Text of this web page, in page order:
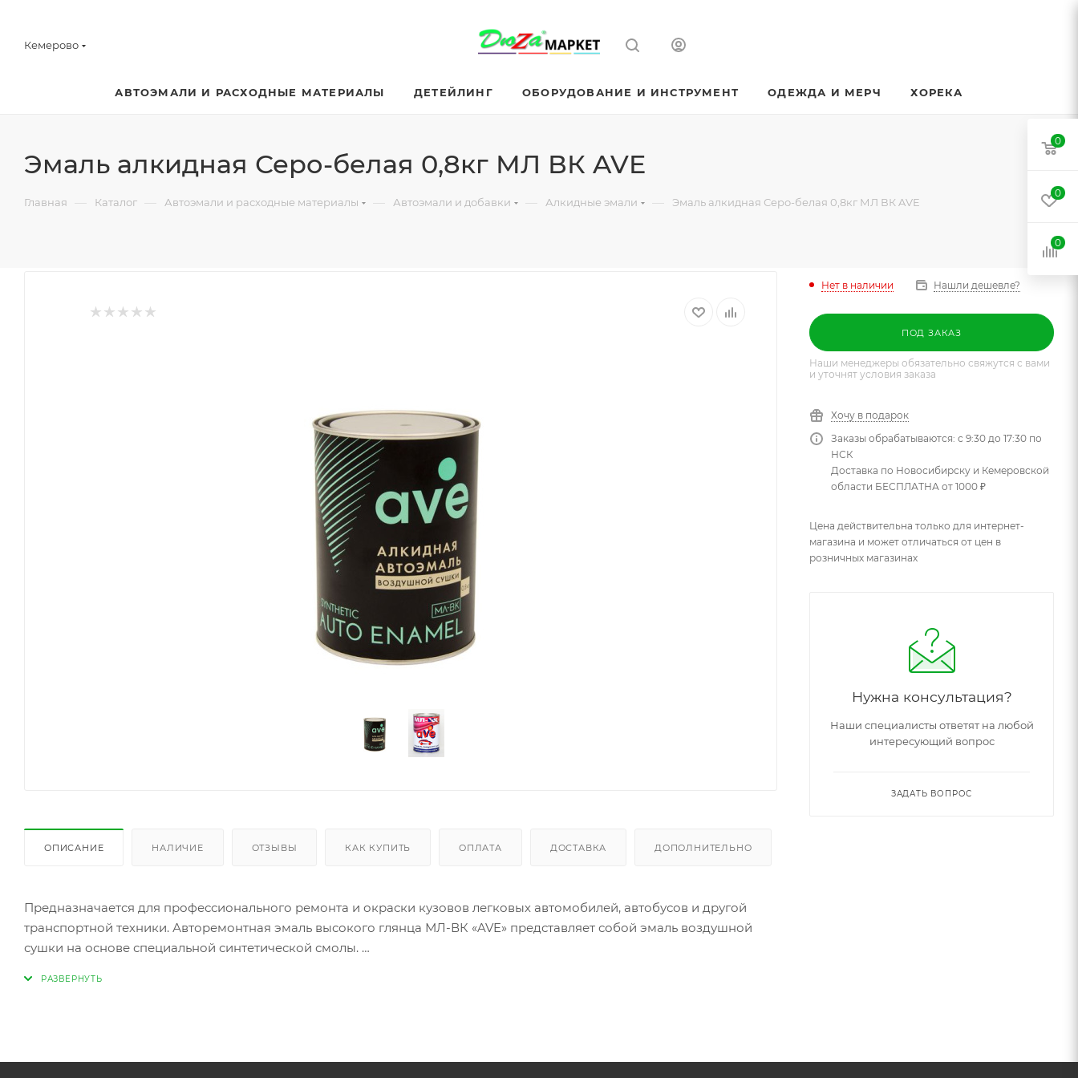
Кемерово
АВТОЭМАЛИ И РАСХОДНЫЕ МАТЕРИАЛЫ ДЕТЕЙЛИНГ ОБОРУДОВАНИЕ И ИНСТРУМЕНТ ОДЕЖДА И МЕРЧ ХОРЕКА
Эмаль алкидная Серо-белая 0,8кг МЛ ВК AVE
Главная — Каталог — Автоэмали и расходные материалы — Автоэмали и добавки — Алкидные эмали — Эмаль алкидная Серо-белая 0,8кг МЛ ВК AVE
ОПИСАНИЕ НАЛИЧИЕ ОТЗЫВЫ КАК КУПИТЬ ОПЛАТА ДОСТАВКА ДОПОЛНИТЕЛЬНО
Предназначается для профессионального ремонта и окраски кузовов легковых автомобилей, автобусов и другой
транспортной техники. Авторемонтная эмаль высокого глянца МЛ-ВК «AVE» представляет собой эмаль воздушной
сушки на основе специальной синтетической смолы.
Нет в наличии Нашли дешевле?
ПОД ЗАКАЗ
Наши менеджеры обязательно свяжутся с вами
и уточнят условия заказа
Хочу в подарок
Заказы обрабатываются: с 9:30 до 17:30 по
НСК
Доставка по Новосибирску и Кемеровской
области БЕСПЛАТНА от 1000 ₽
Цена действительна только для интернет-
магазина и может отличаться от цен в
розничных магазинах
Нужна консультация?
Наши специалисты ответят на любой
интересующий вопрос
ЗАДАТЬ ВОПРОС
0
0
0